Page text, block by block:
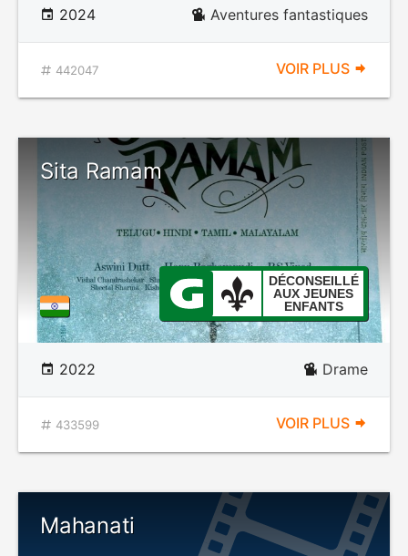
2024 Aventures fantastiques
442047 VOIR PLUS
Sita Ramam
DÉCONSEILLÉ
AUX JEUNES
ENFANTS
2022 Drame
433599 VOIR PLUS
Mahanati